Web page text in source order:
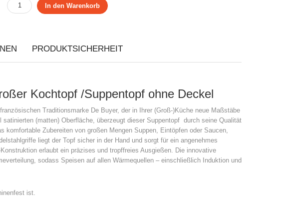
In den Warenkorb
PRODUKTSICHERHEIT
Kochtopf /Suppentopf ohne Deckel
Traditionsmarke De Buyer, der in Ihrer (Groß-)Küche neue Maßstäbe
(matten) Oberfläche, überzeugt dieser Suppentopf durch seine Qualität
komfortable Zubereiten von großen Mengen Suppen, Eintöpfen oder Saucen,
liegt der Topf sicher in der Hand und sorgt für ein angenehmes
erlaubt ein präzises und tropffreies Ausgießen. Die innovative
sodass Speisen auf allen Wärmequellen – einschließlich Induktion und
ist.